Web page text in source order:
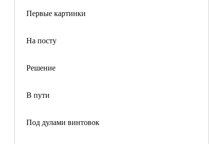
Первые картинки
На посту
Решение
В пути
Под дулами винтовок